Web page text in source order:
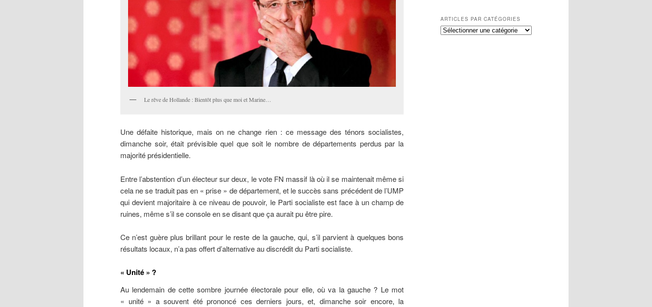
Le rêve de Hollande : Bientôt plus que moi et Marine…
Une défaite historique, mais on ne change rien : ce message des ténors socialistes,
dimanche soir, était prévisible quel que soit le nombre de départements perdus par la
majorité présidentielle.
Entre l’abstention d’un électeur sur deux, le vote FN massif là où il se maintenait même si
cela ne se traduit pas en « prise » de département, et le succès sans précédent de l’UMP
qui devient majoritaire à ce niveau de pouvoir, le Parti socialiste est face à un champ de
ruines, même s’il se console en se disant que ça aurait pu être pire.
Ce n’est guère plus brillant pour le reste de la gauche, qui, s’il parvient à quelques bons
résultats locaux, n’a pas offert d’alternative au discrédit du Parti socialiste.
« Unité » ?
Au lendemain de cette sombre journée électorale pour elle, où va la gauche ? Le mot
« unité » a souvent été prononcé ces derniers jours, et, dimanche soir encore, la
ARTICLES PAR CATÉGORIES
Articles